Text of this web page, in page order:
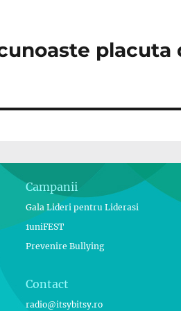
placuta
Campanii
Gala Lideri pentru Liderasi
1uniFEST
Prevenire Bullying
Contact
radio@itsybitsy.ro